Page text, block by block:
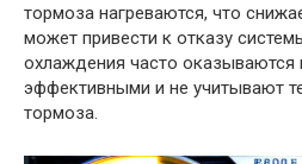
тормоза нагреваются, что
может привести к отказу
охлаждения часто оказываются
эффективными и не учитывают
тормоза.